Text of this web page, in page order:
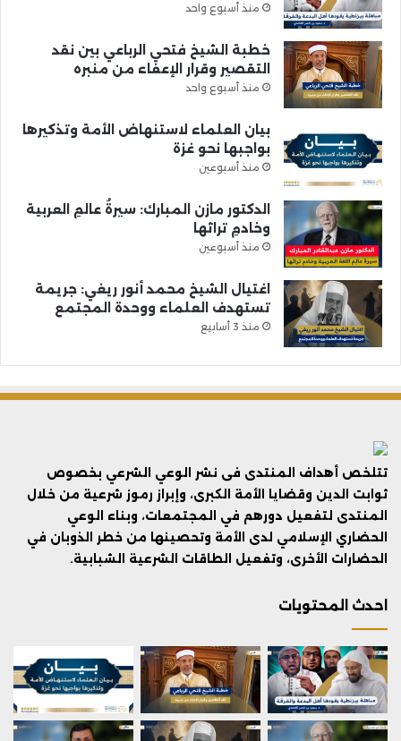
منذ أسبوع واحد
خطبة الشيخ فتحي الرباعي بين نقد
التقصير وقرار الإعفاء من منبره
منذ أسبوع واحد
بيان العلماء لاستنهاض الأمة وتذكيرها
بواجبها نحو غزة
منذ أسبوعين
الدكتور مازن المبارك: سيرةُ عالمِ العربية
وخادمِ تراثها
منذ أسبوعين
اغتيال الشيخ محمد أنور ريغي: جريمة
تستهدف العلماء ووحدة المجتمع
منذ 3 أسابيع
تتلخص أهداف المنتدى فى نشر الوعي الشرعي بخصوص
ثوابت الدين وقضايا الأمة الكبرى، وإبراز رموز شرعية من خلال
المنتدى لتفعيل دورهم في المجتمعات، وبناء الوعي
الحضاري الإسلامي لدى الأمة وتحصينها من خطر الذوبان في
الحضارات الأخرى، وتفعيل الطاقات الشرعية الشبابية.
احدث المحتويات